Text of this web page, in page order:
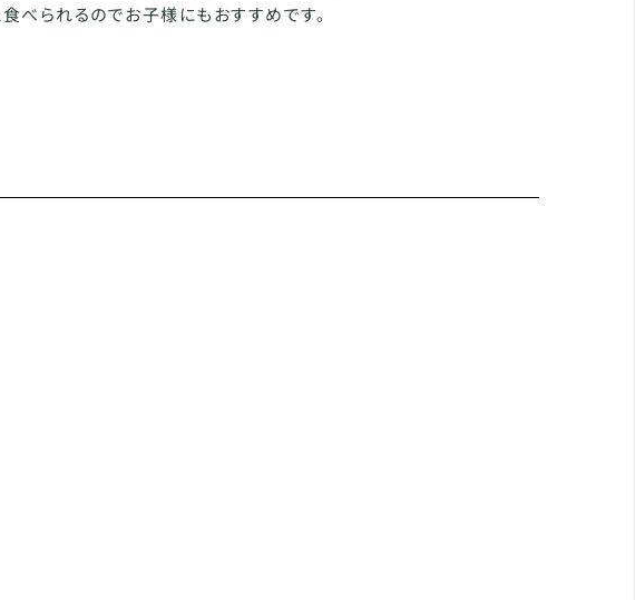
食べられるのでお子様にもおすすめです。